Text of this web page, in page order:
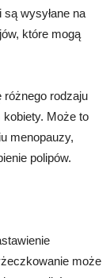
wysyłane na
które mogą
rodzaju
kobiety. Może to
menopauzy,
polipów.
może